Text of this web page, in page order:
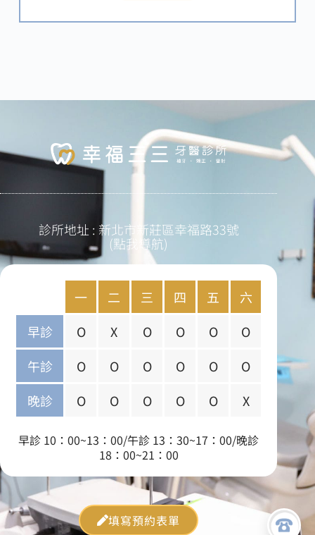
診所地址 : 新北市新莊區幸福路33號
(點我導航)
一 二 三 四 五
六
早診
O X O O O
O
午診
O O O O O
O
晚診
O O O O O X
早診 10：00~13：00/午診 13：30~17：00/晚診
18：00~21：00
填寫預約表單